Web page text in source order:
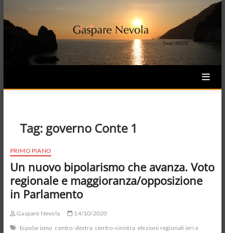
content
Tag: governo Conte 1
PRIMO PIANO
Un nuovo bipolarismo che avanza. Voto
regionale e maggioranza/opposizione
in Parlamento
Gaspare Nevola
14/10/2020
bipolarismo centro-destra centro-sinistra elezioni regionali ieri e